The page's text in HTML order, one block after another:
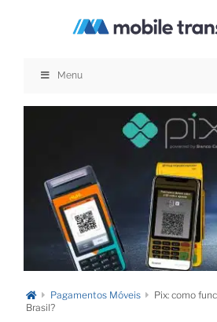
Menu
Pagamentos Móveis
Pix: como
Brasil?